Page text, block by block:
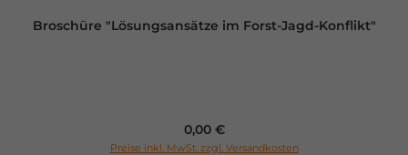
Broschüre "Lösungsansätze im Forst-Jagd-Konflikt"
Regulärer Preis:
0,00 €
Preise inkl. MwSt. zzgl. Versandkosten